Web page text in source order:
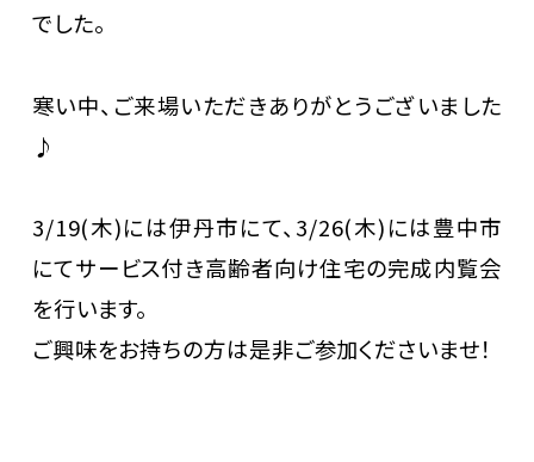
でした。
寒い中、ご来場いただきありがとうございました
♪
3/19(木)には伊丹市にて、3/26(木)には豊中市
にてサービス付き高齢者向け住宅の完成内覧会
を行います。
ご興味をお持ちの方は是非ご参加くださいませ！